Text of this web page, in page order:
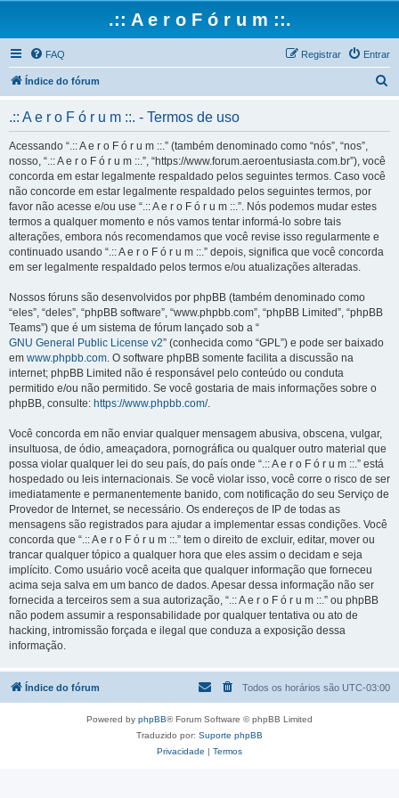
.:: A e r o F ó r u m ::.
FAQ Entrar
Registrar
Índice do fórum
.:: A e r o F ó r u m ::. - Termos de uso
Acessando “.:: A e r o F ó r u m ::.” (também denominado como “nós”, “nos”,
nosso, “.:: A e r o F ó r u m ::.”, “https://www.forum.aeroentusiasta.com.br”), você
concorda em estar legalmente respaldado pelos seguintes termos. Caso você
não concorde em estar legalmente respaldado pelos seguintes termos, por
favor não acesse e/ou use “.:: A e r o F ó r u m ::.”. Nós podemos mudar estes
termos a qualquer momento e nós vamos tentar informá-lo sobre tais
alterações, embora nós recomendamos que você revise isso regularmente e
continuado usando “.:: A e r o F ó r u m ::.” depois, significa que você concorda
em ser legalmente respaldado pelos termos e/ou atualizações alteradas.
Nossos fóruns são desenvolvidos por phpBB (também denominado como
“eles”, “deles”, “phpBB software”, “www.phpbb.com”, “phpBB Limited”, “phpBB
Teams”) que é um sistema de fórum lançado sob a “
GNU General Public License v2” (conhecida como “GPL”) e pode ser baixado
em www.phpbb.com. O software phpBB somente facilita a discussão na
internet; phpBB Limited não é responsável pelo conteúdo ou conduta
permitido e/ou não permitido. Se você gostaria de mais informações sobre o
phpBB, consulte: https://www.phpbb.com/.
Você concorda em não enviar qualquer mensagem abusiva, obscena, vulgar,
insultuosa, de ódio, ameaçadora, pornográfica ou qualquer outro material que
possa violar qualquer lei do seu país, do país onde “.:: A e r o F ó r u m ::.” está
hospedado ou leis internacionais. Se você violar isso, você corre o risco de ser
imediatamente e permanentemente banido, com notificação do seu Serviço de
Provedor de Internet, se necessário. Os endereços de IP de todas as
mensagens são registrados para ajudar a implementar essas condições. Você
concorda que “.:: A e r o F ó r u m ::.” tem o direito de excluir, editar, mover ou
trancar qualquer tópico a qualquer hora que eles assim o decidam e seja
implícito. Como usuário você aceita que qualquer informação que forneceu
acima seja salva em um banco de dados. Apesar dessa informação não ser
fornecida a terceiros sem a sua autorização, “.:: A e r o F ó r u m ::.” ou phpBB
não podem assumir a responsabilidade por qualquer tentativa ou ato de
hacking, intromissão forçada e ilegal que conduza a exposição dessa
informação.
Índice do fórum Todos os horários são UTC-03:00
Powered by phpBB® Forum Software © phpBB Limited
Traduzido por: Suporte phpBB
Privacidade | Termos